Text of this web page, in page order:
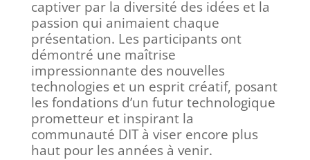
captiver par la diversité des idées et la
passion qui animaient chaque
présentation. Les participants ont
démontré une maîtrise
impressionnante des nouvelles
technologies et un esprit créatif, posant
les fondations d’un futur technologique
prometteur et inspirant la
communauté DIT à viser encore plus
haut pour les années à venir.